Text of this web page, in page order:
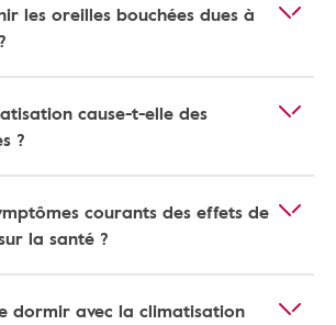
les oreilles bouchées dues à
cause-t-elle des
?
courants des effets de
la santé ?
dormir avec la climatisation